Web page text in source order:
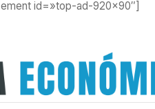
id=»top-ad-920×90″]